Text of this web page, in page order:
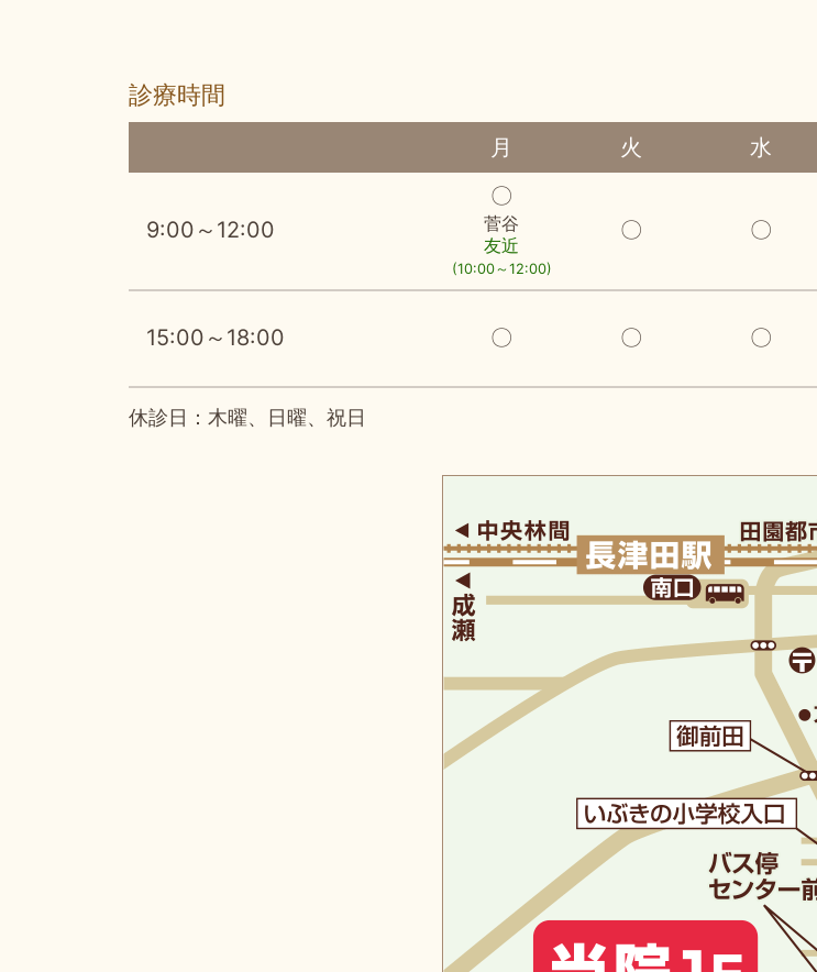
診療時間
休診日：木曜、日曜、祝日
月 火 水
9:00～12:00
〇
菅谷
友近
(10:00～12:00)
〇 〇
15:00～18:00 〇 〇 〇